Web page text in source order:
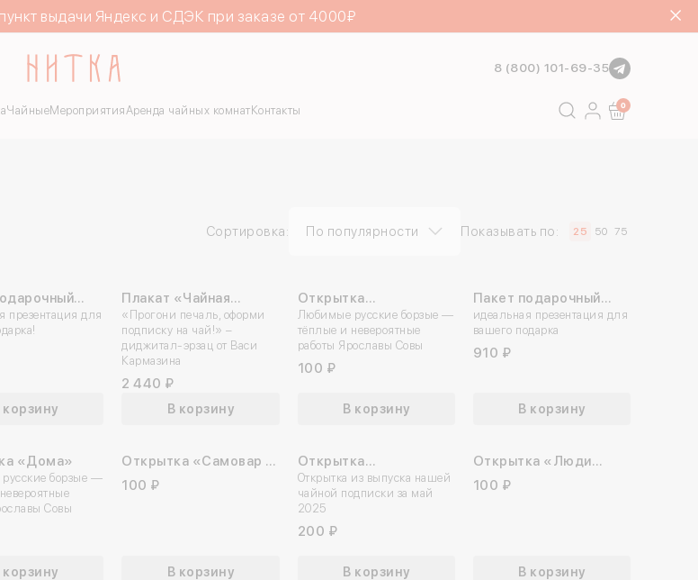
выдачи Яндекс и СДЭК при заказе от 4000₽
8 (800) 101-69-35
Поиск
ЧайныеМероприятияАренда чайных комнат Контакты 0
Сортировка: По популярности Показывать по: 25 50 75
верить!»
презентация для
корзину
Плакат «Чайная
подписка» А2
«Прогони печаль, оформи
подписку на чай!» –
диджитал-эрзац от Васи
Кармазина
2 440 ₽
В корзину
Открытка
«Влюбленные»
Любимые русские борзые —
тёплые и невероятные
работы Ярославы Совы
100 ₽
В корзину
Пакет подарочный
«Какой восторг!»
идеальная презентация для
вашего подарка
910 ₽
В корзину
«Дома»
борзые —
Совы
корзину
Открытка «Самовар в
русском стиле»
100 ₽
В корзину
Открытка
«Чайковский»
Открытка из выпуска нашей
чайной подписки за май
2025
200 ₽
В корзину
Открытка «Люди
живы любовью»
100 ₽
В корзину